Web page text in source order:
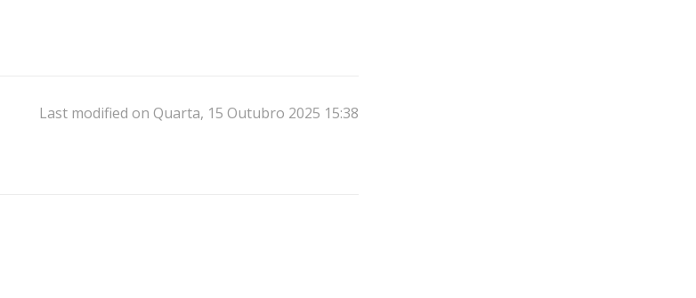
Last modified on Quarta, 15 Outubro 2025 15:38